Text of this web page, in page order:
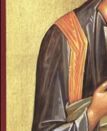
2019
2018
2016
2015
2014